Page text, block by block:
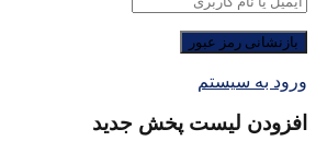
ورود به سیستم
افزودن لیست پخش جدید